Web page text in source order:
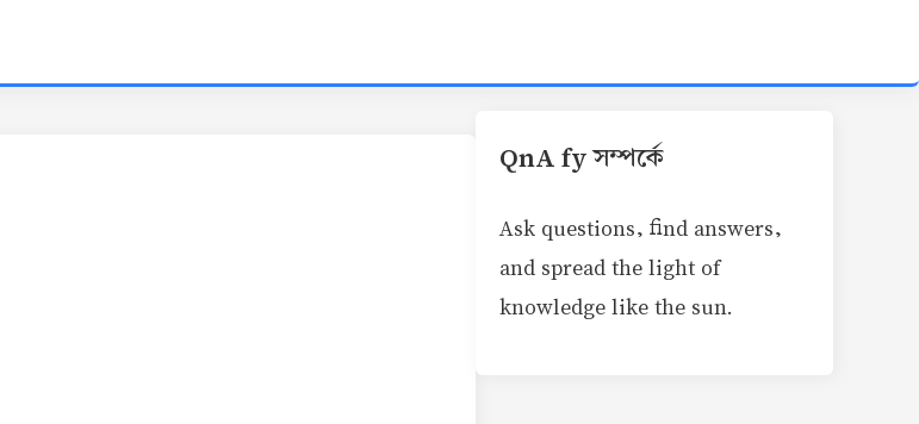
QnA fy সম্পর্কে
Ask questions, find answers,
and spread the light of
knowledge like the sun.